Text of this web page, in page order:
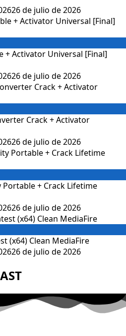
26 de julio de 2026
+ Activator Universal [Final]
26 de julio de 2026
Crack + Activator
26 de julio de 2026
+ Crack Lifetime
26 de julio de 2026
(x64) Clean MediaFire
26 de julio de 2026